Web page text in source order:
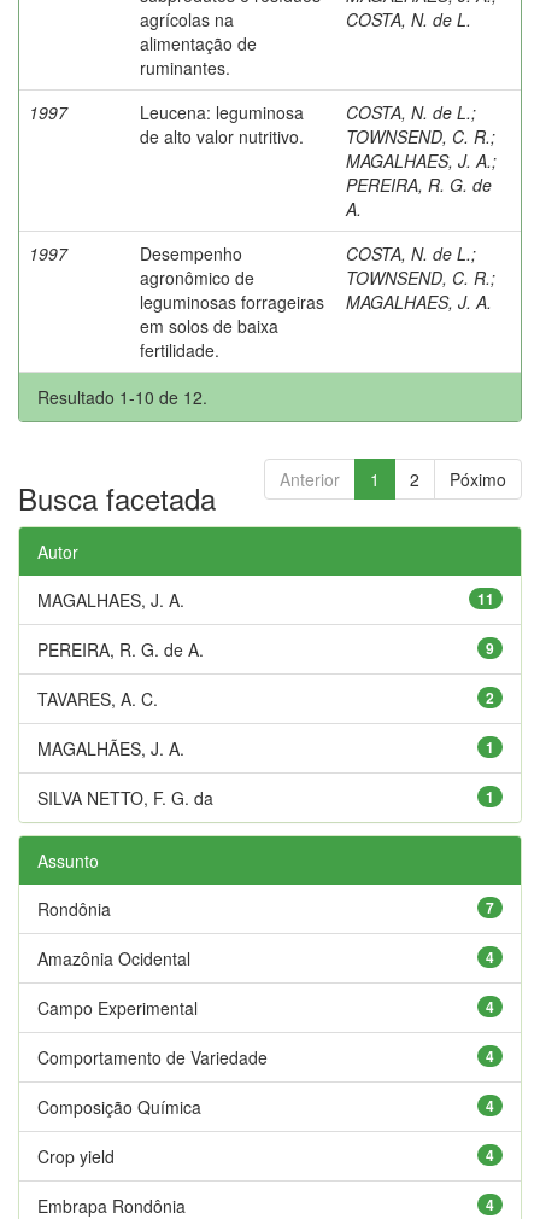
agrícolas na
alimentação de
ruminantes.
COSTA, N. de L.
1997
Leucena: leguminosa
de alto valor nutritivo.
COSTA, N. de L.;
TOWNSEND, C. R.;
MAGALHAES, J. A.;
PEREIRA, R. G. de
A.
1997
Desempenho
agronômico de
leguminosas forrageiras
em solos de baixa
fertilidade.
COSTA, N. de L.;
TOWNSEND, C. R.;
MAGALHAES, J. A.
Resultado 1-10 de 12.
Anterior 1 2 Póximo
Busca facetada
Autor
11
MAGALHAES, J. A.
9
PEREIRA, R. G. de A.
2
TAVARES, A. C.
1
MAGALHÃES, J. A.
1
SILVA NETTO, F. G. da
Assunto
7
Rondônia
4
Amazônia Ocidental
4
Campo Experimental
4
Comportamento de Variedade
4
Composição Química
4
Crop yield
4
Embrapa Rondônia